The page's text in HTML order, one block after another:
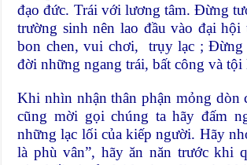
đạo đức. Trái với lương tâm. Đừng
trường sinh nên lao đầu vào đại hội
bon chen, vui chơi, trụy lạc ; Đừng
đời những ngang trái, bất công và tội
Khi nhìn nhận thân phận mỏng dòn
cũng mời gọi chúng ta hãy đấm
những lạc lối của kiếp người. Hãy
là phù vân”, hãy ăn năn trước khi